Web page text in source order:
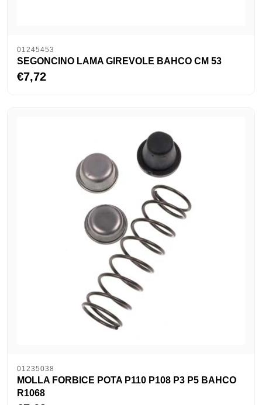
01245453
SEGONCINO LAMA GIREVOLE BAHCO CM 53
€7,72
01235038
MOLLA FORBICE POTA P110 P108 P3 P5 BAHCO
R1068